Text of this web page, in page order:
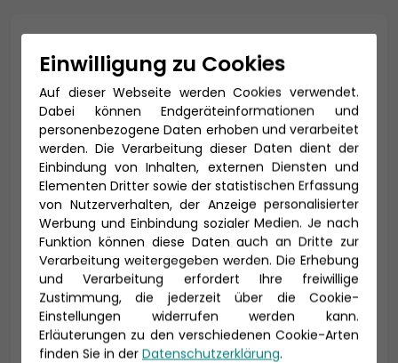
Titel
Vorname * Nachname *
E-Mail *
Einwilligung zu Cookies
Auf dieser Webseite werden Cookies verwendet.
Dabei können Endgeräteinformationen und
personenbezogene Daten erhoben und verarbeitet
werden. Die Verarbeitung dieser Daten dient der
Einbindung von Inhalten, externen Diensten und
Elementen Dritter sowie der statistischen Erfassung
von Nutzerverhalten, der Anzeige personalisierter
Werbung und Einbindung sozialer Medien. Je nach
Funktion können diese Daten auch an Dritte zur
Verarbeitung weitergegeben werden. Die Erhebung
und Verarbeitung erfordert Ihre freiwillige
Zustimmung, die jederzeit über die Cookie-
Einstellungen widerrufen werden kann.
Erläuterungen zu den verschiedenen Cookie-Arten
finden Sie in der Datenschutzerklärung.